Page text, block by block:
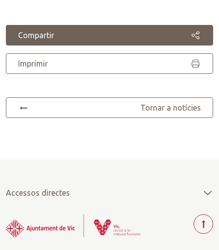
Compartir
Imprimir
Tornar a notícies
Accessos directes
T